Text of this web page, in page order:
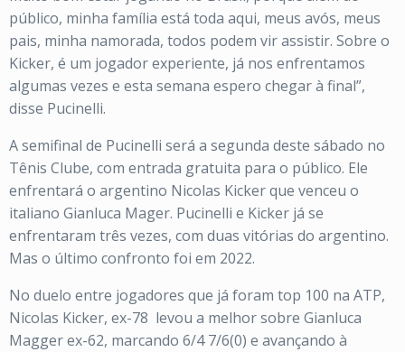
público, minha família está toda aqui, meus avós, meus
pais, minha namorada, todos podem vir assistir. Sobre o
Kicker, é um jogador experiente, já nos enfrentamos
algumas vezes e esta semana espero chegar à final”,
disse Pucinelli.
A semifinal de Pucinelli será a segunda deste sábado no
Tênis Clube, com entrada gratuita para o público. Ele
enfrentará o argentino Nicolas Kicker que venceu o
italiano Gianluca Mager. Pucinelli e Kicker já se
enfrentaram três vezes, com duas vitórias do argentino.
Mas o último confronto foi em 2022.
No duelo entre jogadores que já foram top 100 na ATP,
Nicolas Kicker, ex-78 levou a melhor sobre Gianluca
Magger ex-62, marcando 6/4 7/6(0) e avançando à